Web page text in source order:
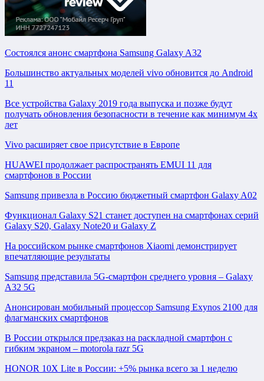
Состоялся анонс смартфона Samsung Galaxy A32
Большинство актуальных моделей vivo обновится до Android
11
Все устройства Galaxy 2019 года выпуска и позже будут
получать обновления безопасности в течение как минимум 4х
лет
Vivo расширяет свое присутствие в Европе
HUAWEI продолжает распространять EMUI 11 для
смартфонов в России
Samsung привезла в Россию бюджетный смартфон Galaxy A02
Функционал Galaxy S21 станет доступен на смартфонах серий
Galaxy S20, Galaxy Note20 и Galaxy Z
На российском рынке смартфонов Xiaomi демонстрирует
впечатляющие результаты
Samsung представила 5G-смартфон среднего уровня – Galaxy
A32 5G
Анонсирован мобильный процессор Samsung Exynos 2100 для
флагманских смартфонов
В России открылся предзаказ на раскладной смартфон с
гибким экраном – motorola razr 5G
HONOR 10X Lite в России: +5% рынка всего за 1 неделю